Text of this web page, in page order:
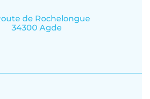
de Rochelongue
34300 Agde